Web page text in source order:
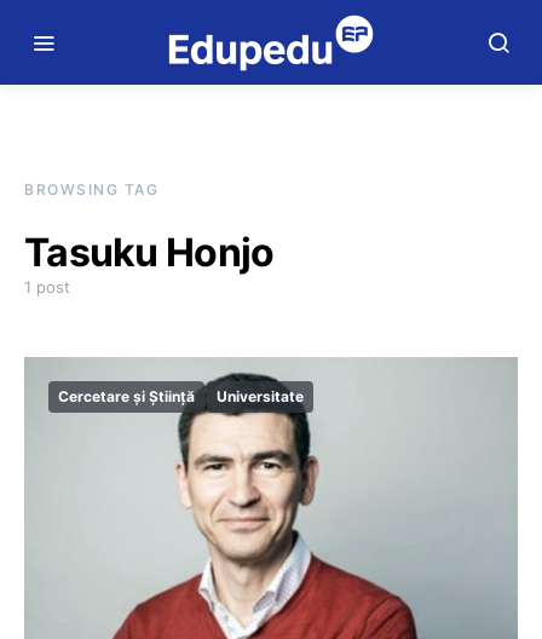
BROWSING TAG
Tasuku Honjo
1 post
Cercetare și Știință Universitate